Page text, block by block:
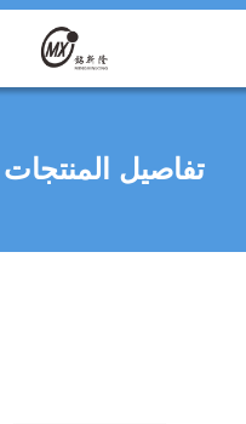
تفاصيل المنتجات